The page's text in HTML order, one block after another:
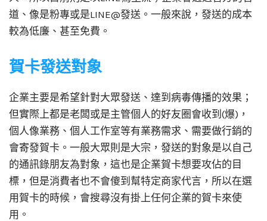
道、像是粉專或是LINE@發送。一般來說，發送的成本
較為低廉、甚至免費。
賀卡發送對象
企業主要是希望針對大眾發送、達到病毒傳播的效果；
但實際上都是老闆或是主管個人的好友圈會收到(爆)，
個人像業務、個人工作室等有業務需求、需要做行銷的
會寄發賀卡。一般大眾則是大宗，發送的對象是以自己
的通訊錄朋友為對象，這也是企業賀卡想要攻佔的目
標，但是消費者也不會傻到幫特定商家代言，所以在選
用賀卡的時候，會搜尋沒有掛上任何企業的賀卡來使
用。